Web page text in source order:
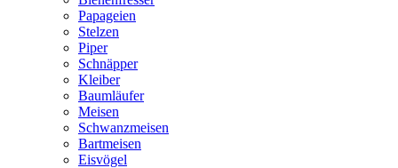
Papageien
Stelzen
Piper
Schnäpper
Kleiber
Baumläufer
Meisen
Schwanzmeisen
Bartmeisen
Eisvögel